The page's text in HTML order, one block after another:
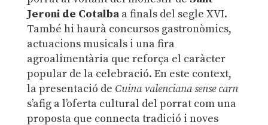
Jeroni de Cotalbaa finals del segle XVI.
També hi haurà concursos gastronòmics,
actuacions musicals i una fira
agroalimentària que reforça el caràcter
popular de la celebració. En este context,
la presentació de Cuina valenciana sense carn
s’afig a l’oferta cultural del porrat com una
proposta que connecta tradició i noves